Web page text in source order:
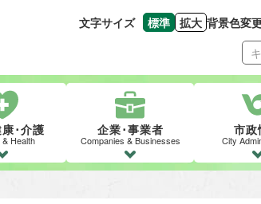
文字サイズ 標準
文字の大きさをもと
拡大
文字を大きくす
背景色変
･介護
Health
企業･事業者
Companies & Businesses
市政
City